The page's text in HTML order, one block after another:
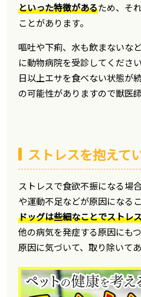
といった特徴があるため、そ
ことがあります。
嘔吐や下痢、水も飲まないな
に動物病院を受診してくださ
日以上エサを食べない状態が
の可能性がありますので獣医
ストレスを抱えて
ストレスで食欲不振になる場
や運動不足などが原因になる
ドッグは些細なことでストレ
他の病気を発症する原因にも
原因に気づいて、取り除いて